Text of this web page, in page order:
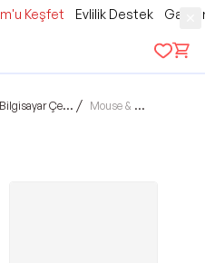
Keşfet Evlilik Destek
Bilgisayar Çevre Birimleri / Mouse & Mouse Pad